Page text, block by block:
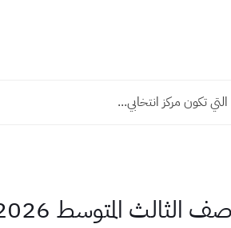
تكون مركز انتخابي...
2026 الدور الاول